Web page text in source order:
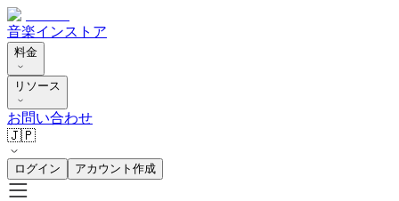
音楽インストア
料金
リソース
お問い合わせ
🇯🇵
ログイン アカウント作成